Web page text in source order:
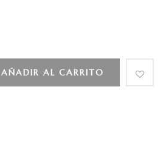
AÑADIR AL CARRITO